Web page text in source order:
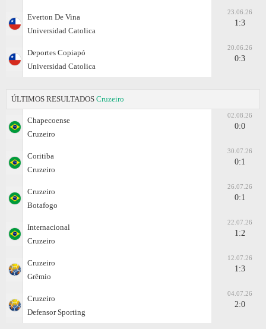
Everton De Vina
Universidad Catolica
23.06.26
1:3
Deportes Copiapó
Universidad Catolica
20.06.26
0:3
ÚLTIMOS RESULTADOS Cruzeiro
Chapecoense
Cruzeiro
02.08.26
0:0
Coritiba
Cruzeiro
30.07.26
0:1
Cruzeiro
Botafogo
26.07.26
0:1
Internacional
Cruzeiro
22.07.26
1:2
Cruzeiro
Grêmio
12.07.26
1:3
Cruzeiro
Defensor Sporting
04.07.26
2:0